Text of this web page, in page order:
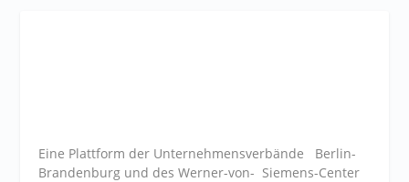
Eine Plattform der Unternehmensverbände Berlin-
Brandenburg und des Werner-von- Siemens-Center